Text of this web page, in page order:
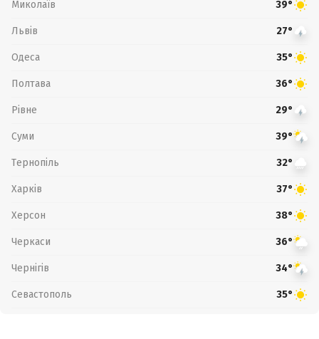
Миколаїв 39°
Львів 27°
Одеса 35°
Полтава 36°
Рівне 29°
Суми 39°
Тернопіль 32°
Харків 37°
Херсон 38°
Черкаси 36°
Чернігів 34°
Севастополь 35°